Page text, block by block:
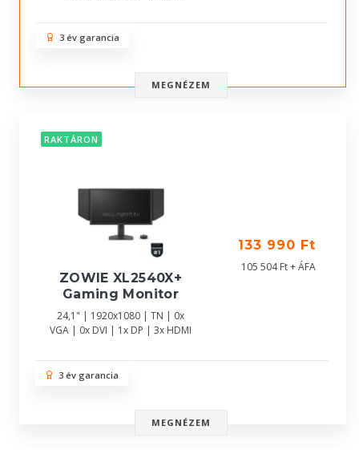
3 év garancia
MEGNÉZEM
RAKTÁRON
ZOWIE XL2540X+
Gaming Monitor
24,1" | 1920x1080 | TN | 0x
VGA | 0x DVI | 1x DP | 3x HDMI
133 990 Ft
105 504 Ft + ÁFA
3 év garancia
MEGNÉZEM